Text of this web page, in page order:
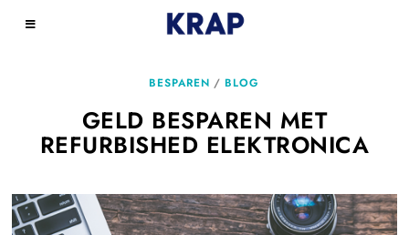
BESPAREN / BLOG
GELD BESPAREN MET
REFURBISHED ELEKTRONICA